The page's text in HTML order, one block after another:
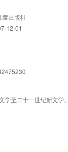
童出版社
12-01
学至二十一世纪新文学